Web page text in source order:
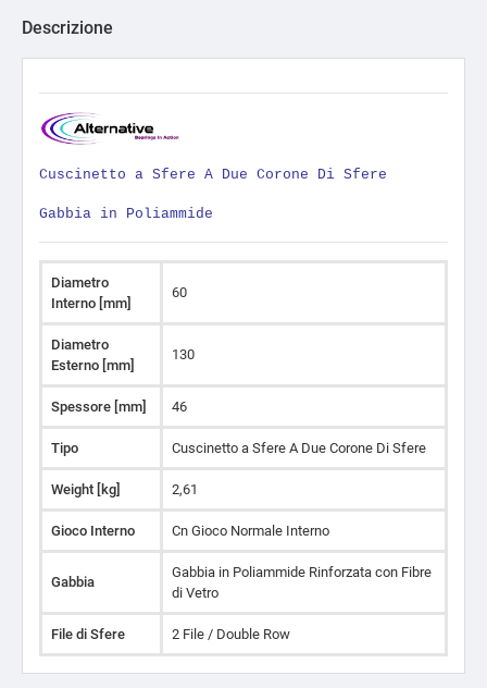
Descrizione
Cuscinetto a Sfere A Due Corone Di Sfere
Gabbia in Poliammide
Diametro
Interno [mm]
60
Diametro
Esterno [mm]
130
Spessore [mm] 46
Tipo Cuscinetto a Sfere A Due Corone Di Sfere
Weight [kg] 2,61
Gioco Interno Cn Gioco Normale Interno
Gabbia
Gabbia in Poliammide Rinforzata con Fibre
di Vetro
File di Sfere 2 File / Double Row